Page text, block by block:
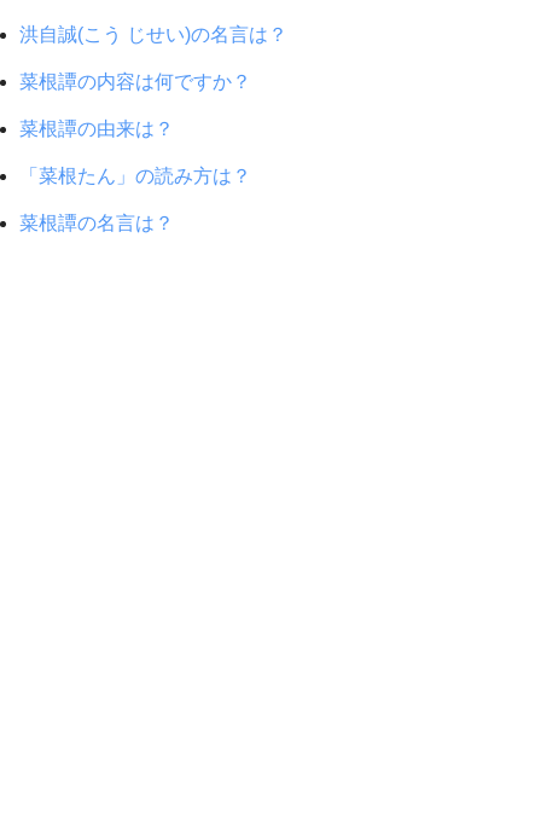
洪自誠(こう じせい)の名言は？
菜根譚の内容は何ですか？
菜根譚の由来は？
「菜根たん」の読み方は？
菜根譚の名言は？